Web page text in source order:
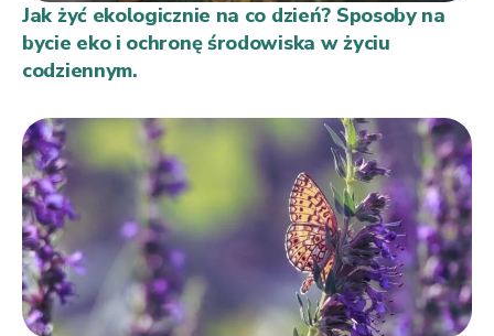
Jak żyć ekologicznie na co dzień? Sposoby na
bycie eko i ochronę środowiska w życiu
codziennym.